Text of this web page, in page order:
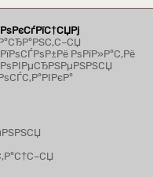
РѕРїР»Р°С‚Рё